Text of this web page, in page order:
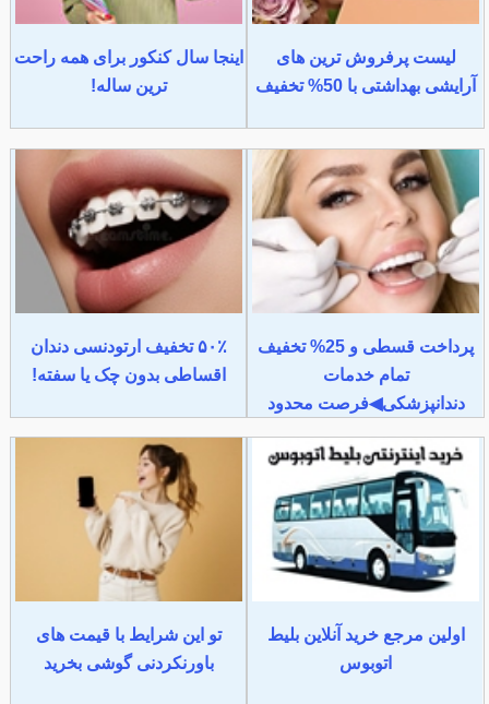
لیست پرفروش ترین های
آرایشی بهداشتی با 50% تخفیف
اینجا سال کنکور برای همه راحت
ترین ساله!
پرداخت قسطی و 25% تخفیف
تمام خدمات
دندانپزشکی◀فرصت محدود
۵۰٪ تخفیف ارتودنسی دندان
اقساطی بدون چک یا سفته!
اولین مرجع خرید آنلاین بلیط
اتوبوس
تو این شرایط با قیمت های
باورنکردنی گوشی بخرید